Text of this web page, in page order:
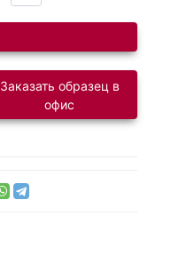
Заказать образец в
офис